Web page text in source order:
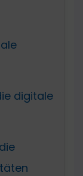
digitale